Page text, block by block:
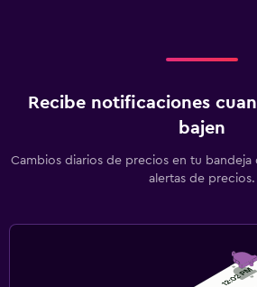
Recibe notificaciones
bajen
Cambios diarios de precios en tu bandeja
alertas de precios.